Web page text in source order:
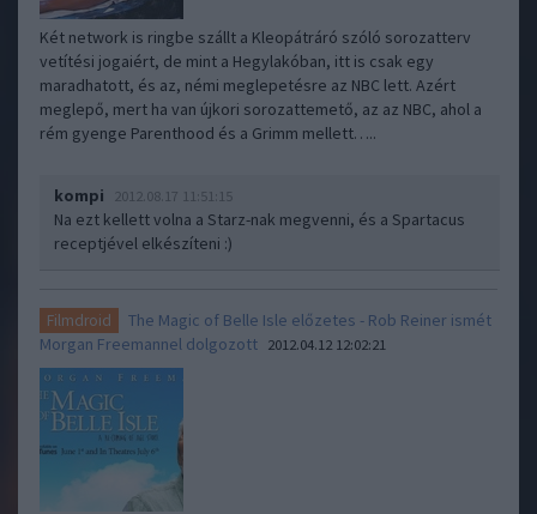
Két network is ringbe szállt a Kleopátráró szóló sorozatterv
vetítési jogaiért, de mint a Hegylakóban, itt is csak egy
maradhatott, és az, némi meglepetésre az NBC lett. Azért
meglepő, mert ha van újkori sorozattemető, az az NBC, ahol a
rém gyenge Parenthood és a Grimm mellett…..
kompi 2012.08.17 11:51:15
Na ezt kellett volna a Starz-nak megvenni, és a Spartacus
receptjével elkészíteni :)
Filmdroid
The Magic of Belle Isle előzetes - Rob Reiner ismét
Morgan Freemannel dolgozott 2012.04.12 12:02:21